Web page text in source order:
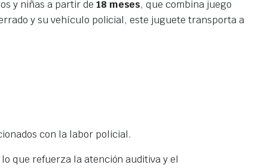
y niñas a partir de 18 meses, que combina juego
y su vehículo policial, este juguete transporta a
con la labor policial.
que refuerza la atención auditiva y el